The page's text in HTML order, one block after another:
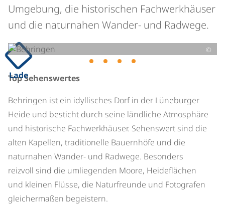
Umgebung, die historischen Fachwerkhäuser
und die naturnahen Wander- und Radwege.
©
Lade
Top Sehenswertes
Behringen ist ein idyllisches Dorf in der Lüneburger
Heide und besticht durch seine ländliche Atmosphäre
und historische Fachwerkhäuser. Sehenswert sind die
alten Kapellen, traditionelle Bauernhöfe und die
naturnahen Wander- und Radwege. Besonders
reizvoll sind die umliegenden Moore, Heideflächen
und kleinen Flüsse, die Naturfreunde und Fotografen
gleichermaßen begeistern.